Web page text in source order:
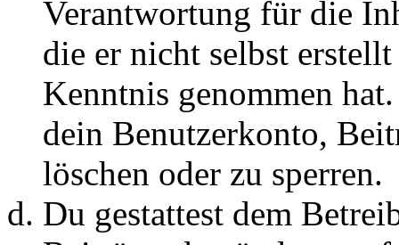
Verantwortung für die
die er nicht selbst
Kenntnis genommen
dein Benutzerkonto,
löschen oder zu sperren.
Du gestattest dem